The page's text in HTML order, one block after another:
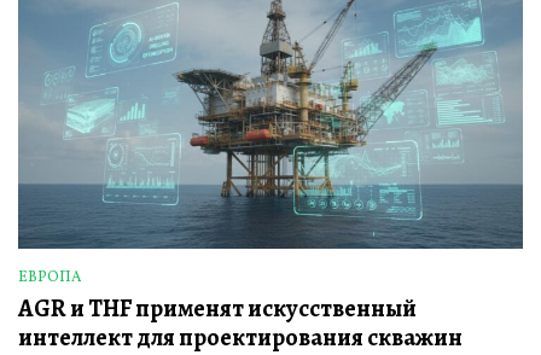
ОПУБЛИКОВАНО
В
ЕВРОПА
AGR и THF применят искусственный
интеллект для проектирования скважин